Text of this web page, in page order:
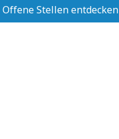
Offene Stellen entdecken